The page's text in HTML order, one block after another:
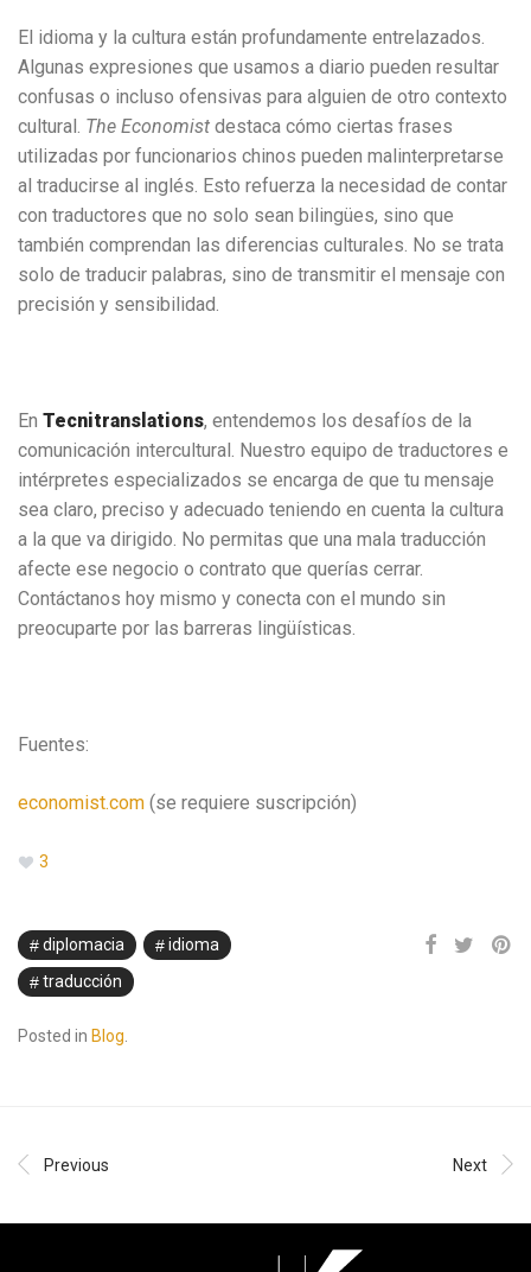
El idioma y la cultura están profundamente entrelazados.
Algunas expresiones que usamos a diario pueden resultar
confusas o incluso ofensivas para alguien de otro contexto
cultural. The Economist destaca cómo ciertas frases
utilizadas por funcionarios chinos pueden malinterpretarse
al traducirse al inglés. Esto refuerza la necesidad de contar
con traductores que no solo sean bilingües, sino que
también comprendan las diferencias culturales. No se trata
solo de traducir palabras, sino de transmitir el mensaje con
precisión y sensibilidad.
En Tecnitranslations, entendemos los desafíos de la
comunicación intercultural. Nuestro equipo de traductores e
intérpretes especializados se encarga de que tu mensaje
sea claro, preciso y adecuado teniendo en cuenta la cultura
a la que va dirigido. No permitas que una mala traducción
afecte ese negocio o contrato que querías cerrar.
Contáctanos hoy mismo y conecta con el mundo sin
preocuparte por las barreras lingüísticas.
Fuentes:
economist.com (se requiere suscripción)
3
diplomacia
idioma
traducción
Posted in Blog.
Previous Next